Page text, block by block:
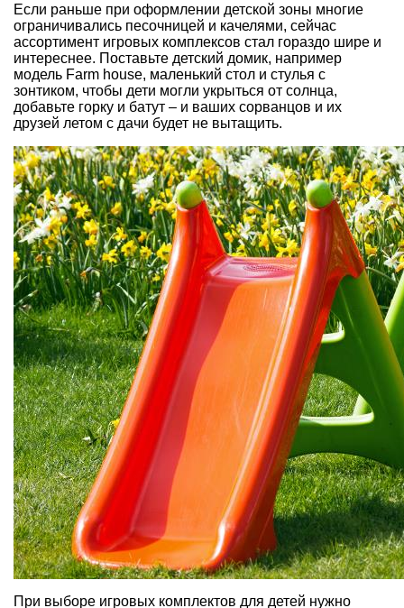
Если раньше при оформлении детской зоны многие
ограничивались песочницей и качелями, сейчас
ассортимент игровых комплексов стал гораздо шире и
интереснее. Поставьте детский домик, например
модель Farm house, маленький стол и стулья с
зонтиком, чтобы дети могли укрыться от солнца,
добавьте горку и батут – и ваших сорванцов и их
друзей летом с дачи будет не вытащить.
При выборе игровых комплектов для детей нужно